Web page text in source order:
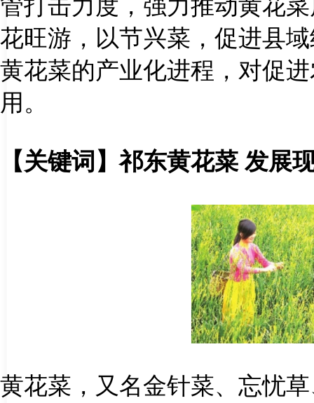
管打击力度，强力推动黄花
花旺游，以节兴菜，促进县
黄花菜的产业化进程，对促
用。
【关键词】祁东黄花菜 发展
黄花菜，又名金针菜、忘忧